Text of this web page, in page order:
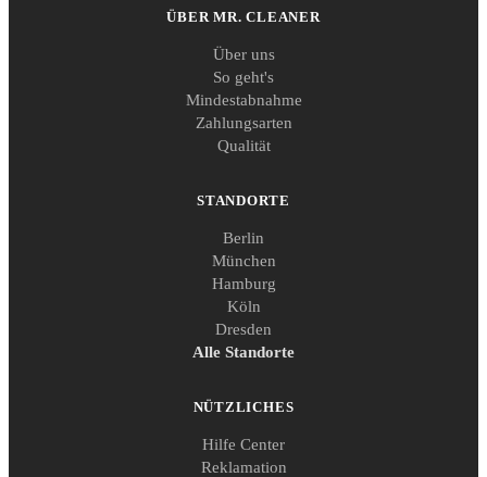
ÜBER MR. CLEANER
Über uns
So geht's
Mindestabnahme
Zahlungsarten
Qualität
STANDORTE
Berlin
München
Hamburg
Köln
Dresden
Alle Standorte
NÜTZLICHES
Hilfe Center
Reklamation